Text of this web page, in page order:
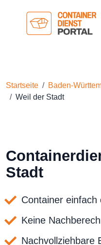
Startseite Baden-
Weil der Stadt
Stadt
Container einfach
Keine
Nachvollziehbare